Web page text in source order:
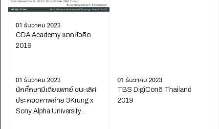
01 ธันวาคม 2023
CDA Academy แตกหัวคิด
2019
01 ธันวาคม 2023
นักศึกษามีเดียแพทย์ ชนะเลิศ
ประกวดภาพถ่าย 3Krung x
Sony Alpha University
01 ธันวาคม 2023
TBS DigiCon6 Thailand
2019